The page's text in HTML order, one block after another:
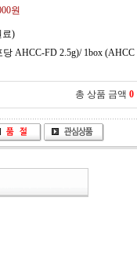
원
료)
당 AHCC-FD 2.5g)/ 1box (AHCC
총 상품 금액 0